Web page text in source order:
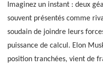
Imaginez un instant : deux
souvent présentés comme
soudain de joindre leurs
puissance de calcul. Elon
position tranchées, vient de